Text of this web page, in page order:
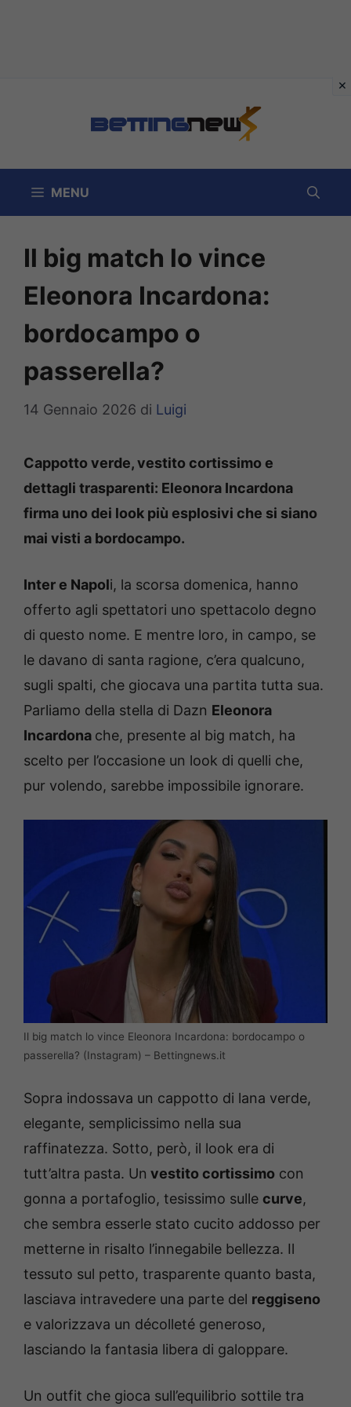
MENU
Il big match lo vince
Eleonora Incardona:
bordocampo o
passerella?
14 Gennaio 2026 di Luigi
Cappotto verde, vestito cortissimo e
dettagli trasparenti: Eleonora Incardona
firma uno dei look più esplosivi che si siano
mai visti a bordocampo.
Inter e Napoli, la scorsa domenica, hanno
offerto agli spettatori uno spettacolo degno
di questo nome. E mentre loro, in campo, se
le davano di santa ragione, c’era qualcuno,
sugli spalti, che giocava una partita tutta sua.
Parliamo della stella di Dazn Eleonora
Incardona che, presente al big match, ha
scelto per l’occasione un look di quelli che,
pur volendo, sarebbe impossibile ignorare.
Il big match lo vince Eleonora Incardona: bordocampo o
passerella? (Instagram) – Bettingnews.it
Sopra indossava un cappotto di lana verde,
elegante, semplicissimo nella sua
raffinatezza. Sotto, però, il look era di
tutt’altra pasta. Un vestito cortissimo con
gonna a portafoglio, tesissimo sulle curve,
che sembra esserle stato cucito addosso per
metterne in risalto l’innegabile bellezza. Il
tessuto sul petto, trasparente quanto basta,
lasciava intravedere una parte del reggiseno
e valorizzava un décolleté generoso,
lasciando la fantasia libera di galoppare.
Un outfit che gioca sull’equilibrio sottile tra